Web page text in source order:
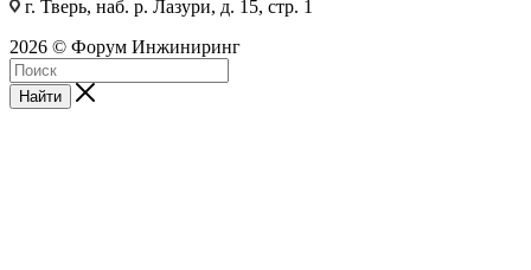
г. Тверь, наб. р. Лазури, д. 15, стр. 1
2026 © Форум Инжиниринг
Найти